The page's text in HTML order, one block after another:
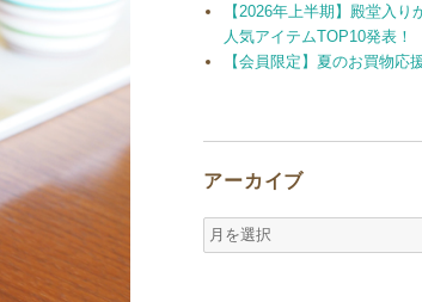
【2026年上半期】殿堂入り
人気アイテムTOP10発表！
【会員限定】夏のお買物応
アーカイブ
ア
ー